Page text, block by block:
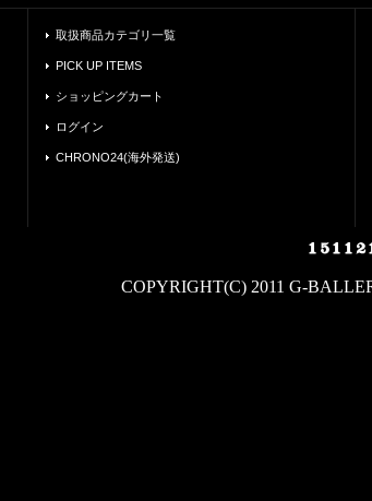
取扱商品カテゴリ一覧
PICK UP ITEMS
ショッピングカート
ログイン
CHRONO24(海外発送)
COPYRIGHT(C) 2011 G-